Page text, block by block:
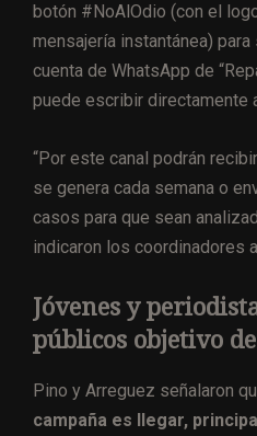
botón #NoAlOdio (con el
mensajería instantánea)
cuenta de WhatsApp de
puede escribir directamente
“Por este canal podrán
se genera cada semana o
casos para que sean
indicaron los coordinadores
Jóvenes y
públicos objetivo
Pino y Arreguez señalaron
campaña es llegar,